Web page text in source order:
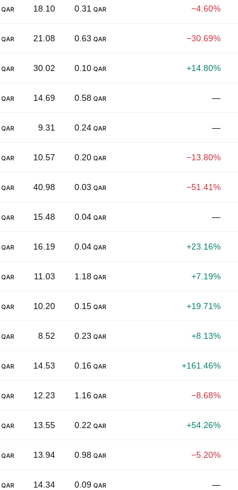
QAR 18.10 0.31 QAR −4.60%
QAR 21.08 0.63 QAR −30.69%
QAR 30.02 0.10 QAR +14.80%
QAR 14.69 0.58 QAR —
QAR 9.31 0.24 QAR —
QAR 10.57 0.20 QAR −13.80%
QAR 40.98 0.03 QAR −51.41%
QAR 15.48 0.04 QAR —
QAR 16.19 0.04 QAR +23.16%
QAR 11.03 1.18 QAR +7.19%
QAR 10.20 0.15 QAR +19.71%
QAR 8.52 0.23 QAR +8.13%
QAR 14.53 0.16 QAR +161.46%
QAR 12.23 1.16 QAR −8.68%
QAR 13.55 0.22 QAR +54.26%
QAR 13.94 0.98 QAR −5.20%
QAR 14.34 0.09 QAR —